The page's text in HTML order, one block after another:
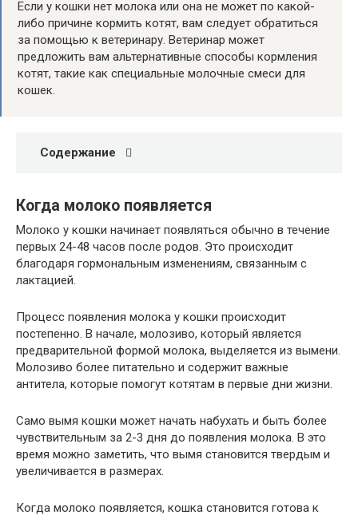
Если у кошки нет молока или она не может по какой-
либо причине кормить котят, вам следует обратиться
за помощью к ветеринару. Ветеринар может
предложить вам альтернативные способы кормления
котят, такие как специальные молочные смеси для
кошек.
Содержание
Когда молоко появляется
Молоко у кошки начинает появляться обычно в течение
первых 24-48 часов после родов. Это происходит
благодаря гормональным изменениям, связанным с
лактацией.
Процесс появления молока у кошки происходит
постепенно. В начале, молозиво, который является
предварительной формой молока, выделяется из вымени.
Молозиво более питательно и содержит важные
антитела, которые помогут котятам в первые дни жизни.
Само вымя кошки может начать набухать и быть более
чувствительным за 2-3 дня до появления молока. В это
время можно заметить, что вымя становится твердым и
увеличивается в размерах.
Когда молоко появляется, кошка становится готова к